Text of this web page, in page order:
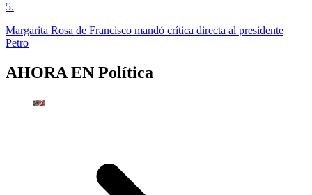
5.
Margarita Rosa de Francisco mandó crítica directa al presidente
Petro
AHORA EN Política